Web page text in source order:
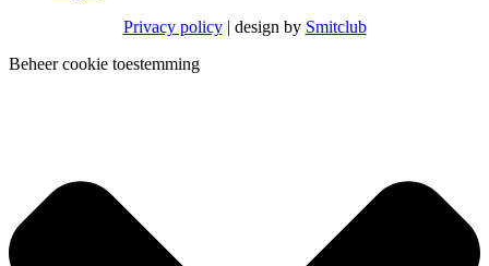
Privacy policy| design by Smitclub
Beheer cookie toestemming